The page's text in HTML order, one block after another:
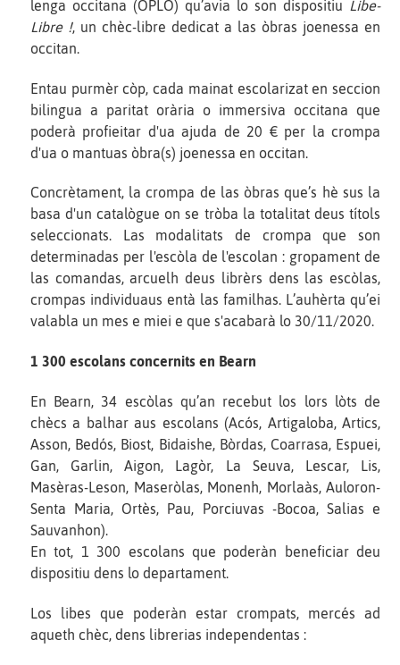
lenga occitana (OPLO) qu’avia lo son dispositiu Libe-
Libre !, un chèc-libre dedicat a las òbras joenessa en
occitan.
Entau purmèr còp, cada mainat escolarizat en seccion
bilingua a paritat orària o immersiva occitana que
poderà profieitar d'ua ajuda de 20 € per la crompa
d'ua o mantuas òbra(s) joenessa en occitan.
Concrètament, la crompa de las òbras que’s hè sus la
basa d'un catalògue on se tròba la totalitat deus títols
seleccionats. Las modalitats de crompa que son
determinadas per l'escòla de l'escolan : gropament de
las comandas, arcuelh deus librèrs dens las escòlas,
crompas individuaus entà las familhas. L’auhèrta qu’ei
valabla un mes e miei e que s'acabarà lo 30/11/2020.
1 300 escolans concernits en Bearn
En Bearn, 34 escòlas qu’an recebut los lors lòts de
chècs a balhar aus escolans (Acós, Artigaloba, Artics,
Asson, Bedós, Biost, Bidaishe, Bòrdas, Coarrasa, Espuei,
Gan, Garlin, Aigon, Lagòr, La Seuva, Lescar, Lis,
Masèras-Leson, Maseròlas, Monenh, Morlaàs, Auloron-
Senta Maria, Ortès, Pau, Porciuvas -Bocoa, Salias e
Sauvanhon).
En tot, 1 300 escolans que poderàn beneficiar deu
dispositiu dens lo departament.
Los libes que poderàn estar crompats, mercés ad
aqueth chèc, dens librerias independentas :